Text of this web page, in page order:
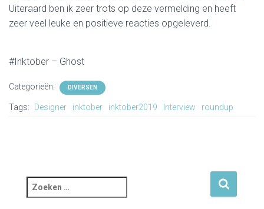
Uiteraard ben ik zeer trots op deze vermelding en heeft
zeer veel leuke en positieve reacties opgeleverd.
#Inktober – Ghost
Categorieën: DIVERSEN
Tags: Designer inktober inktober2019 Interview roundup
o